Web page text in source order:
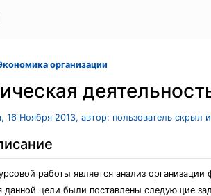
организации
16 Ноября 2013, автор: пользователь скрыл
работы является анализ
данной цели были поставлены следующие